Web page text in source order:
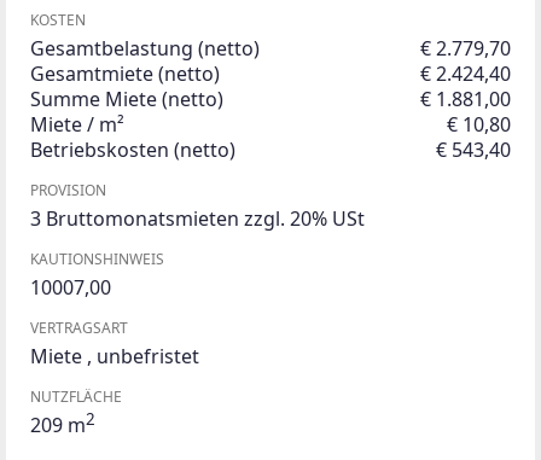
KOSTEN
Gesamtbelastung (netto)
€ 2.779,70
Gesamtmiete (netto)
€ 2.424,40
Summe Miete (netto)
€ 1.881,00
Miete / m²
€ 10,80
Betriebskosten (netto)
€ 543,40
PROVISION
3 Bruttomonatsmieten zzgl. 20% USt
KAUTIONSHINWEIS
10007,00
VERTRAGSART
Miete , unbefristet
NUTZFLÄCHE
209 m2